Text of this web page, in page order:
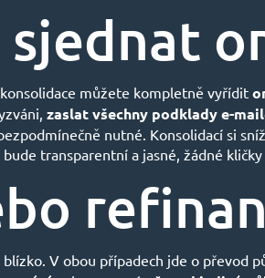
můžete kompletně vyřídit
zaslat všechny podklady e-
nutné. Konsolidací si
transparentní a jasné, žádné
V obou případech jde o převod